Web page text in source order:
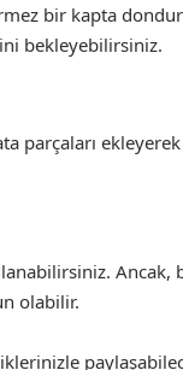
bir kapta
bekleyebilirsiniz.
parçaları ekleyerek
Ancak,
olabilir.